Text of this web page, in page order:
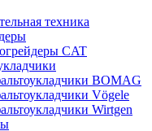
техника
CAT
BOMAG
Vögele
Wirtgen